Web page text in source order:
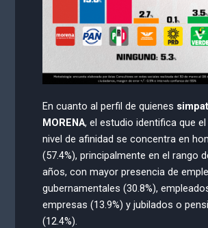
En cuanto al perfil de quienes
MORENA, el estudio identifica que
nivel de afinidad se concentra en
(57.4%), principalmente en el rango
años, con mayor presencia de
gubernamentales (30.8%),
empresas (13.9%) y jubilados o
(12.4%).